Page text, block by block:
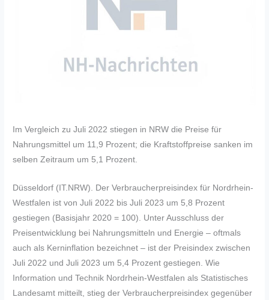
Im Vergleich zu Juli 2022 stiegen in NRW die Preise für
Nahrungsmittel um 11,9 Prozent; die Kraftstoffpreise sanken im
selben Zeitraum um 5,1 Prozent.
Düsseldorf (IT.NRW). Der Verbraucherpreisindex für Nordrhein-
Westfalen ist von Juli 2022 bis Juli 2023 um 5,8 Prozent
gestiegen (Basisjahr 2020 = 100). Unter Ausschluss der
Preisentwicklung bei Nahrungsmitteln und Energie – oftmals
auch als Kerninflation bezeichnet – ist der Preisindex zwischen
Juli 2022 und Juli 2023 um 5,4 Prozent gestiegen. Wie
Information und Technik Nordrhein-Westfalen als Statistisches
Landesamt mitteilt, stieg der Verbraucherpreisindex gegenüber